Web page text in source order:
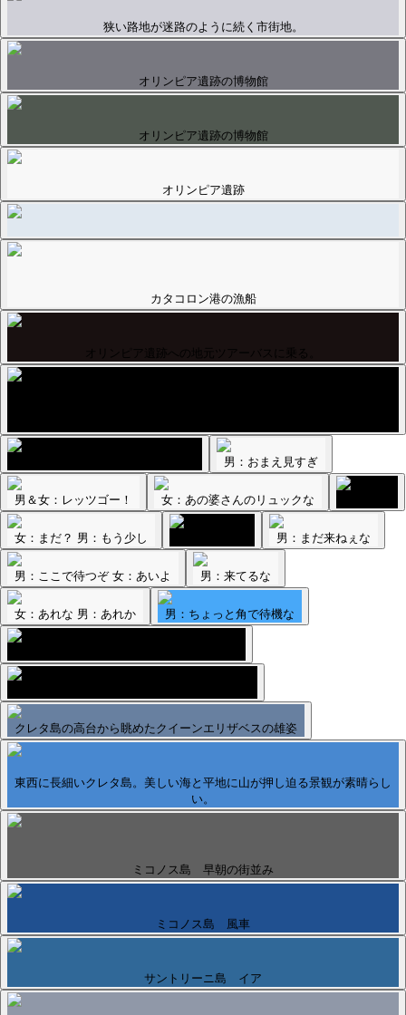
狭い路地が迷路のように続く市街地。
オリンピア遺跡の博物館
オリンピア遺跡の博物館
オリンピア遺跡
カタコロン港の漁船
オリンピア遺跡への地元ツアーバスに乗る。
男：おまえ見すぎ
男＆女：レッツゴー！ 女：あの婆さんのリュックな
女：まだ？ 男：もう少し 男：まだ来ねぇな
男：ここで待つぞ 女：あいよ 男：来てるな
女：あれな 男：あれか 男：ちょっと角で待機な
クレタ島の高台から眺めたクイーンエリザベスの雄姿
東西に長細いクレタ島。美しい海と平地に山が押し迫る景観が素晴らし
い。
ミコノス島 早朝の街並み
ミコノス島 風車
サントリーニ島 イア